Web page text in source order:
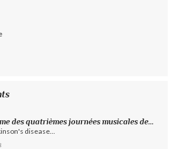
des quatrièmes journées musicales de...
disease...